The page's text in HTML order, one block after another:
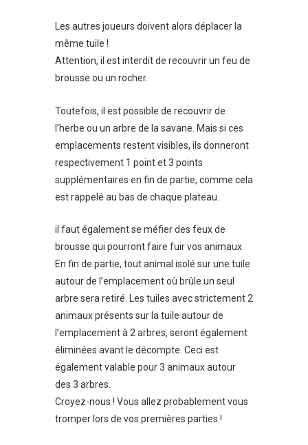
Les autres joueurs doivent alors déplacer la
même tuile !
Attention, il est interdit de recouvrir un feu de
brousse ou un rocher.
Toutefois, il est possible de recouvrir de
l’herbe ou un arbre de la savane. Mais si ces
emplacements restent visibles, ils donneront
respectivement 1 point et 3 points
supplémentaires en fin de partie, comme cela
est rappelé au bas de chaque plateau.
il faut également se méfier des feux de
brousse qui pourront faire fuir vos animaux.
En fin de partie, tout animal isolé sur une tuile
autour de l’emplacement où brûle un seul
arbre sera retiré. Les tuiles avec strictement 2
animaux présents sur la tuile autour de
l’emplacement à 2 arbres, seront également
éliminées avant le décompte. Ceci est
également valable pour 3 animaux autour
des 3 arbres.
Croyez-nous ! Vous allez probablement vous
tromper lors de vos premières parties !